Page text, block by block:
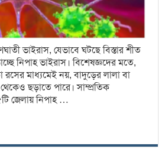
ভাইরাস, যেভাবে ঘটছে বিস্তার শীত
নিপাহ ভাইরাস। বিশেষজ্ঞদের মতে,
রসের মাধ্যমেই নয়, বাদুড়ের লালা বা
ছড়াতে পারে। সাম্প্রতিক
জেলায় নিপাহ …